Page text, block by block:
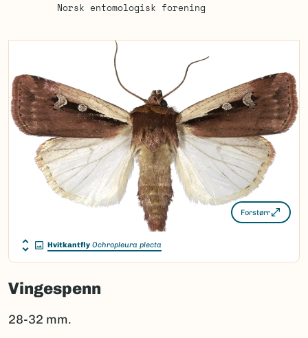
Norsk entomologisk forening
Forstørr
Hvitkantfly Ochropleura plecta
Vingespenn
28-32 mm.